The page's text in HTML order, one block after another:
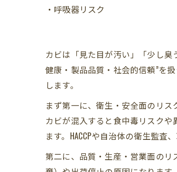
・呼吸器リスク
カビは「見た目が汚い」「少し
健康・製品品質・社会的信頼”を
します。
まず第一に、衛生・安全面のリス
カビが混入すると食中毒リスクや
ます。HACCPや自治体の衛生監
第二に、品質・生産・営業面の